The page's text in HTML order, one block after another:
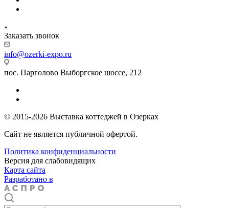
Заказать звонок
info@ozerki-expo.ru
пос. Парголово Выборгское шоссе, 212
© 2015-2026 Выставка коттеджей в Озерках
Сайт не является публичной офертой.
Политика конфиденциальности
Версия для слабовидящих
Карта сайта
Разработано в